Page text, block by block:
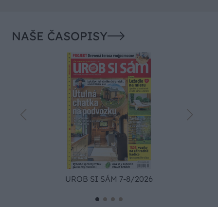
NAŠE ČASOPISY
UROB SI SÁM 7-8/2026